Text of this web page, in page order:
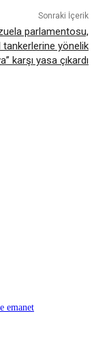
Sonraki İçerik
parlamentosu,
tankerlerine yönelik
karşı yasa çıkardı
emanet